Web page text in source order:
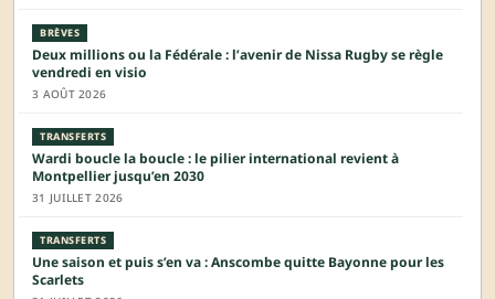
BRÈVES
Deux millions ou la Fédérale : l’avenir de Nissa Rugby se règle
vendredi en visio
3 AOÛT 2026
TRANSFERTS
Wardi boucle la boucle : le pilier international revient à
Montpellier jusqu’en 2030
31 JUILLET 2026
TRANSFERTS
Une saison et puis s’en va : Anscombe quitte Bayonne pour les
Scarlets